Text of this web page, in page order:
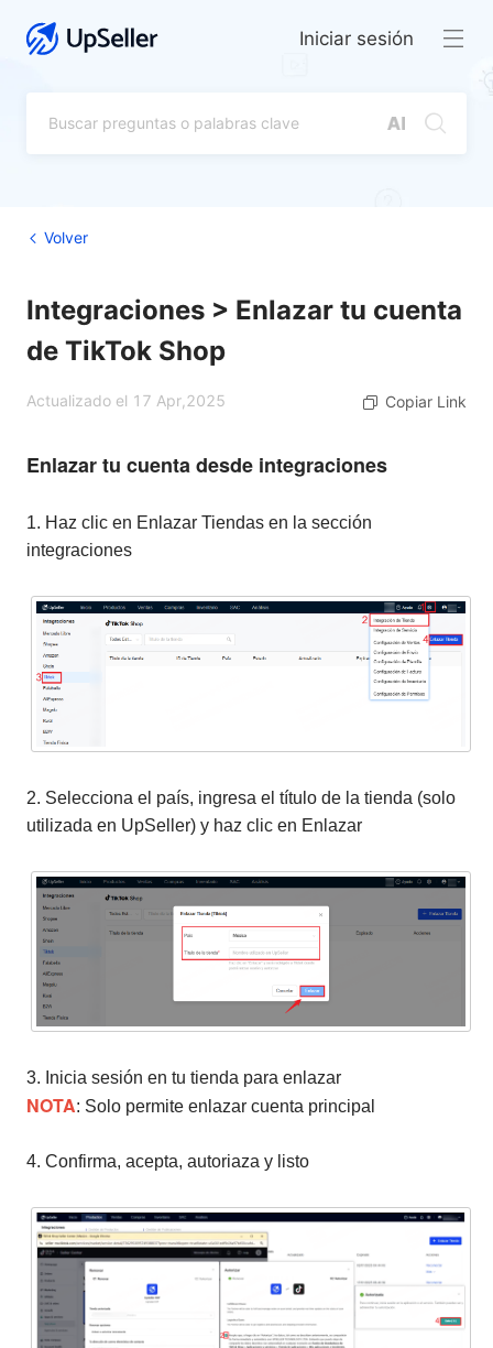
Iniciar sesión
Volver
Integraciones > Enlazar tu cuenta
de TikTok Shop
Actualizado el 17 Apr,2025 Copiar Link
Enlazar tu cuenta desde integraciones
1. Haz clic en Enlazar Tiendas en la sección
integraciones
2. Selecciona el país, ingresa el título de la tienda (solo
utilizada en UpSeller) y haz clic en Enlazar
3. Inicia sesión en tu tienda para enlazar
NOTA: Solo permite enlazar cuenta principal
4. Confirma, acepta, autoriaza y listo